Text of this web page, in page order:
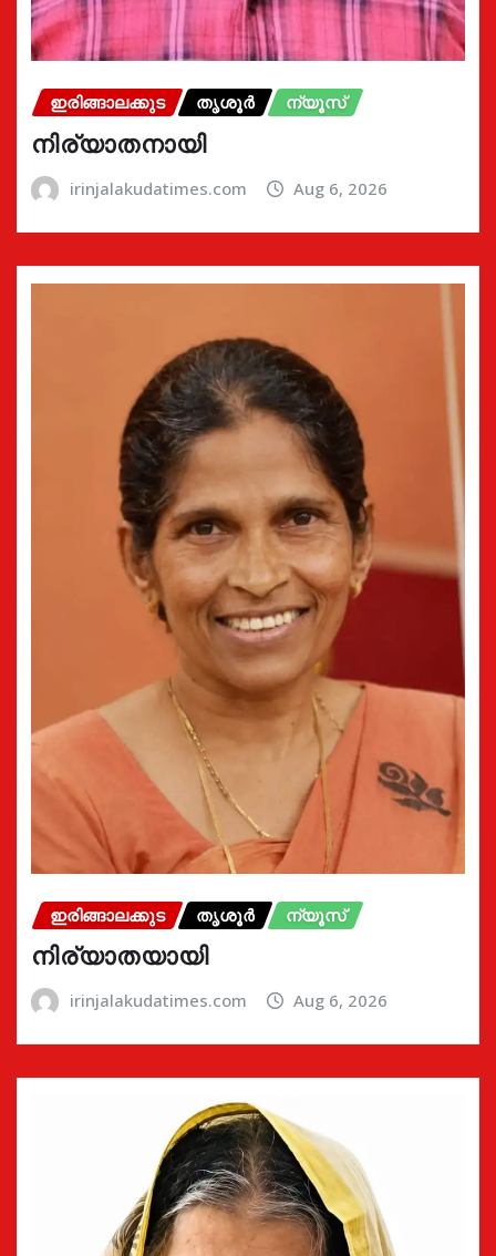
ഇരിങ്ങാലക്കുട തൃശൂർ ന്യൂസ്
നിര്യാതനായി
irinjalakudatimes.com Aug 6, 2026
ഇരിങ്ങാലക്കുട തൃശൂർ ന്യൂസ്
നിര്യാതയായി
irinjalakudatimes.com Aug 6, 2026